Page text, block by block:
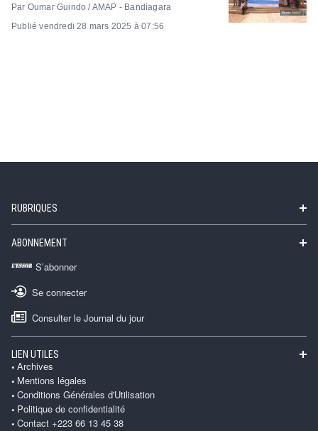
Par Oumar Guindo / AMAP - Bandiagara
Publié vendredi 28 mars 2025 à 07:56
RUBRIQUES
ABONNEMENT
S’abonner
Se connecter
Consulter le Journal du jour
LIEN UTILES
Archives
Mentions légales
Conditions Générales d'Utilisation
Politique de confidentialité
Contact +223 66 13 45 38